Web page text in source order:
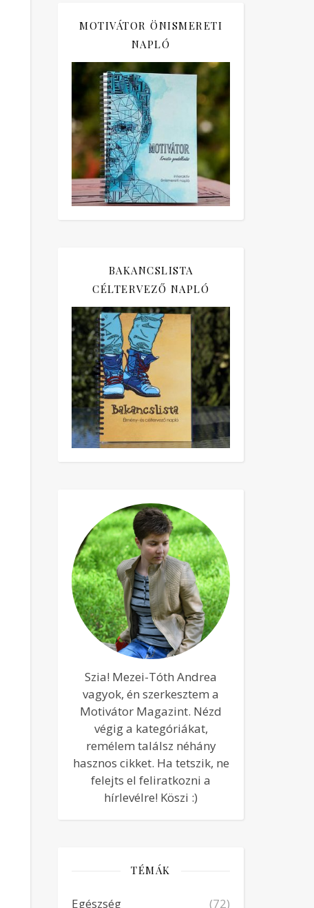
MOTIVÁTOR ÖNISMERETI
NAPLÓ
BAKANCSLISTA
CÉLTERVEZŐ NAPLÓ
Szia! Mezei-Tóth Andrea
vagyok, én szerkesztem a
Motivátor Magazint. Nézd
végig a kategóriákat,
remélem találsz néhány
hasznos cikket. Ha tetszik, ne
felejts el feliratkozni a
hírlevélre! Köszi :)
TÉMÁK
Egészség
(72)